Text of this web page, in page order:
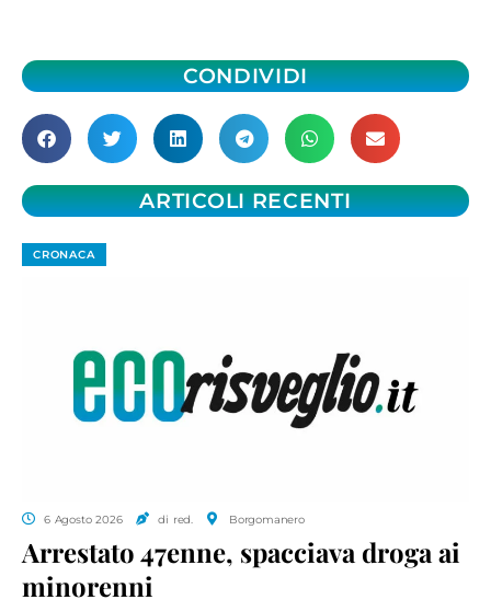
CONDIVIDI
ARTICOLI RECENTI
CRONACA
6 Agosto 2026 di red. Borgomanero
Arrestato 47enne, spacciava droga ai
minorenni